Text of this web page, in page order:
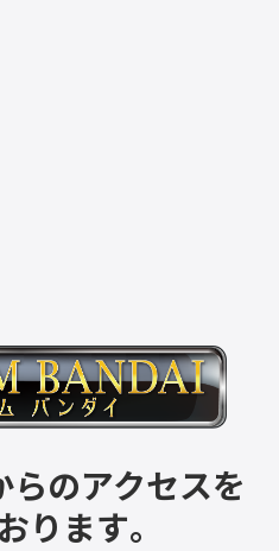
のアクセスを
ります。